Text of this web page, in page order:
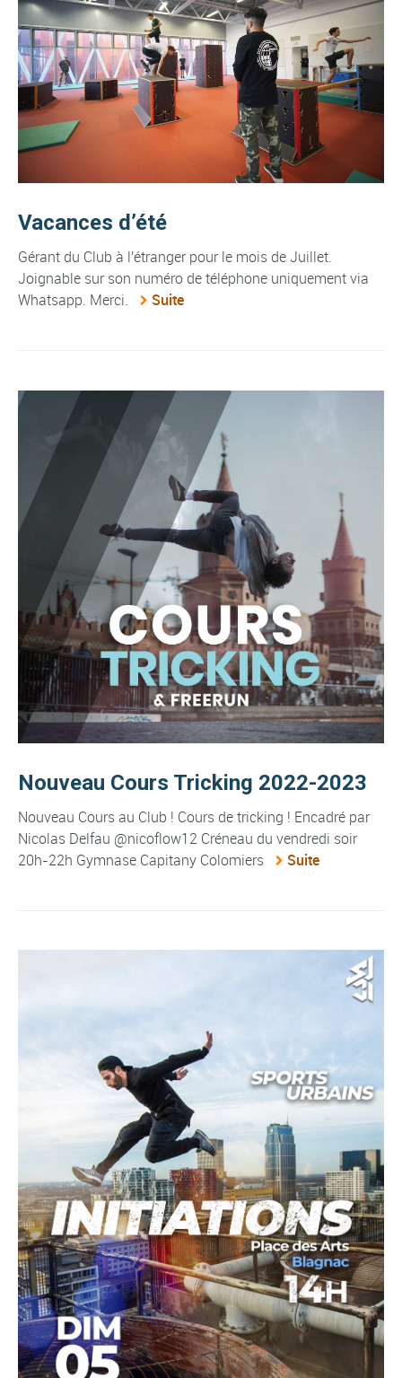
Vacances d’été
Gérant du Club à l'étranger pour le mois de Juillet.
Joignable sur son numéro de téléphone uniquement via
Whatsapp. Merci.
Suite
Nouveau Cours Tricking 2022-2023
Nouveau Cours au Club ! Cours de tricking ! Encadré par
Nicolas Delfau @nicoflow12 Créneau du vendredi soir
20h-22h Gymnase Capitany Colomiers
Suite